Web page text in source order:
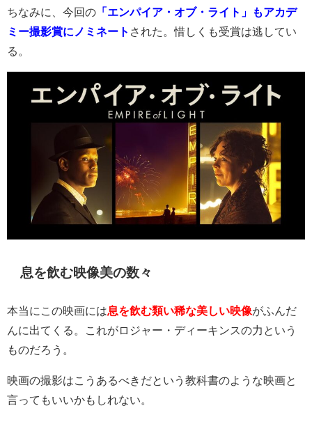
ちなみに、今回の 「エンパイア・オブ・ライト」もアカデ
ミー撮影賞にノミネート された。惜しくも受賞は逃してい
る。
息を飲む映像美の数々
本当にこの映画には息を飲む類い稀な美しい映像がふんだ
んに出てくる。これがロジャー・ディーキンスの力という
ものだろう。
映画の撮影はこうあるべきだという教科書のような映画と
言ってもいいかもしれない。